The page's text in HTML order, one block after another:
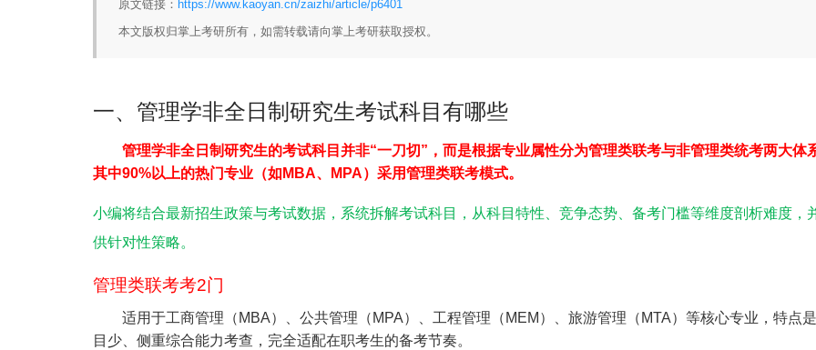
原文链接： https://www.kaoyan.cn/zaizhi/article/p6401
本文版权归掌上考研所有，如需转载请向掌上考研获取授权。
一、管理学非全日制研究生考试科目有哪些
管理学非全日制研究生的考试科目并非“一刀切”，而是根据专业属性分为管理类联考与非管理类统考两大体
其中90%以上的热门专业（如MBA、MPA）采用管理类联考模式。
小编将结合最新招生政策与考试数据，系统拆解考试科目，从科目特性、竞争态势、备考门槛等维度剖析难度，
供针对性策略。
管理类联考考2门
适用于工商管理（MBA）、公共管理（MPA）、工程管理（MEM）、旅游管理（MTA）等核心专业，特点
目少、侧重综合能力考查，完全适配在职考生的备考节奏。